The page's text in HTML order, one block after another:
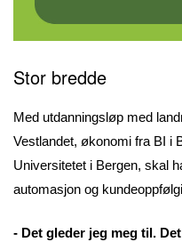
Stor bredde
Med utdanningsløp med
Vestlandet, økonomi fra BI i
Universitetet i Bergen, skal
automasjon og
- Det gleder jeg meg til.